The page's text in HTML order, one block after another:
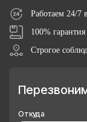
Работаем 24/7
100%
Строгое
Откуда